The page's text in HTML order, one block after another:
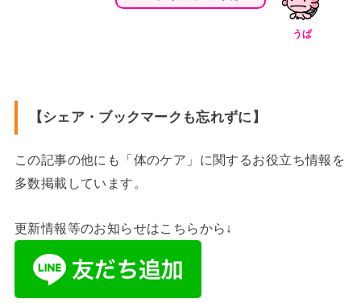
うぱ
【シェア・ブックマークも忘れずに】
この記事の他にも「体のケア」に関するお役立ち情報を
多数掲載しています。
更新情報等のお知らせはこちらから↓